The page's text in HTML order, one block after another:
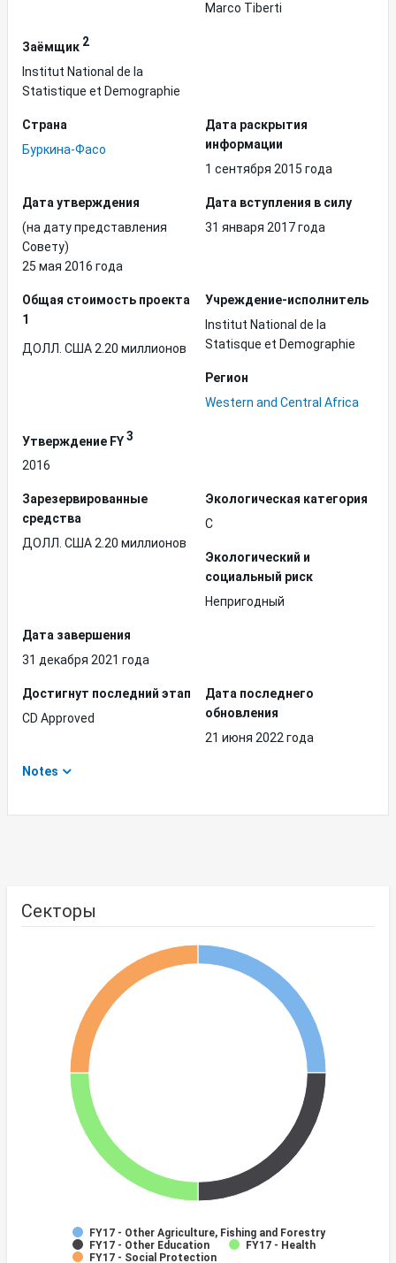
Marco Tiberti
Заёмщик 2
Institut National de la
Statistique et Demographie
Страна
Буркина-Фасо
Дата раскрытия
информации
1 сентября 2015 года
Дата утверждения
(на дату представления
Совету)
25 мая 2016 года
Дата вступления в силу
31 января 2017 года
Общая стоимость проекта
1
ДОЛЛ. США 2.20 миллионов
Учреждение-исполнитель
Institut National de la
Statisque et Demographie
Регион
Western and Central Africa
Утверждение FY3
2016
Зарезервированные
средства
ДОЛЛ. США 2.20 миллионов
Экологическая категория
C
Экологический и
социальный риск
Непригодный
Дата завершения
31 декабря 2021 года
Достигнут последний этап
CD Approved
Дата последнего
обновления
21 июня 2022 года
Notes
Секторы
FY17 - Other Agriculture, Fishing and Forestry
FY17 - Other Education
FY17 - Health
FY17 - Social Protection